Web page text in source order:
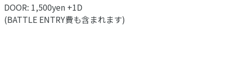
DOOR: 1,500yen +1D
(BATTLE ENTRY費も含まれます)